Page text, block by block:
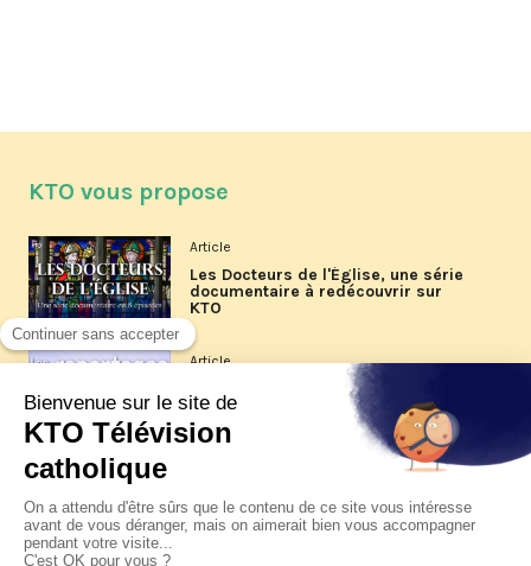
KTO vous propose
Article
Les Docteurs de l'Église, une série
documentaire à redécouvrir sur
KTO
Article
Les reportages d'été 2026 de KTO
La visite pastorale du pape Léon
XIV à Assise à suivre sur KTO le
jeudi 6 août